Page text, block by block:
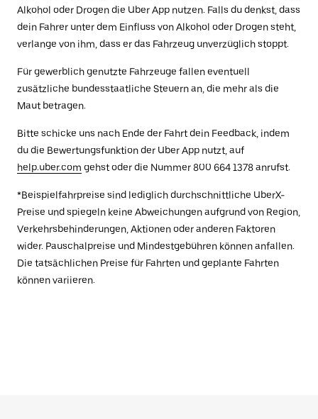
Alkohol oder Drogen die Uber App nutzen. Falls du denkst, dass
dein Fahrer unter dem Einfluss von Alkohol oder Drogen steht,
verlange von ihm, dass er das Fahrzeug unverzüglich stoppt.
Für gewerblich genutzte Fahrzeuge fallen eventuell
zusätzliche bundesstaatliche Steuern an, die mehr als die
Maut betragen.
Bitte schicke uns nach Ende der Fahrt dein Feedback, indem
du die Bewertungsfunktion der Uber App nutzt, auf
help.uber.com gehst oder die Nummer 800 664 1378 anrufst.
*Beispielfahrpreise sind lediglich durchschnittliche UberX-
Preise und spiegeln keine Abweichungen aufgrund von Region,
Verkehrsbehinderungen, Aktionen oder anderen Faktoren
wider. Pauschalpreise und Mindestgebühren können anfallen.
Die tatsächlichen Preise für Fahrten und geplante Fahrten
können variieren.